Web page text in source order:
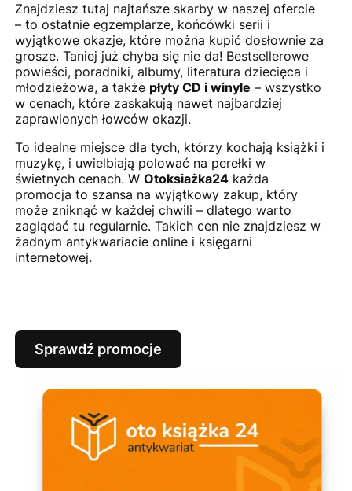
Znajdziesz tutaj najtańsze skarby w naszej ofercie
– to ostatnie egzemplarze, końcówki serii i
wyjątkowe okazje, które można kupić dosłownie za
grosze. Taniej już chyba się nie da! Bestsellerowe
powieści, poradniki, albumy, literatura dziecięca i
młodzieżowa, a także płyty CD i winyle – wszystko
w cenach, które zaskakują nawet najbardziej
zaprawionych łowców okazji.
To idealne miejsce dla tych, którzy kochają książki i
muzykę, i uwielbiają polować na perełki w
świetnych cenach. W Otoksiażka24każda
promocja to szansa na wyjątkowy zakup, który
może zniknąć w każdej chwili – dlatego warto
zaglądać tu regularnie. Takich cen nie znajdziesz w
żadnym antykwariacie online i księgarni
internetowej.
Sprawdź promocje